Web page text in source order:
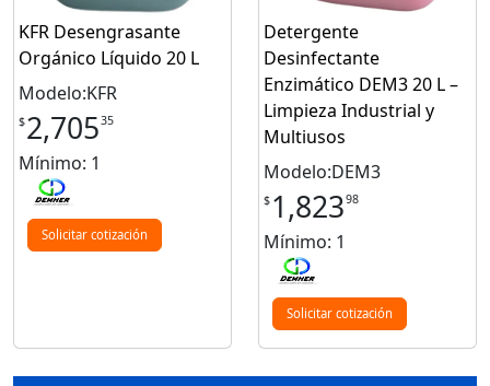
KFR Desengrasante
Orgánico Líquido 20 L
Modelo:KFR
$2,70535
Mínimo: 1
Solicitar cotización
Detergente
Desinfectante
Enzimático DEM3 20 L –
Limpieza Industrial y
Multiusos
Modelo:DEM3
$ 1,82398
Mínimo: 1
Solicitar cotización